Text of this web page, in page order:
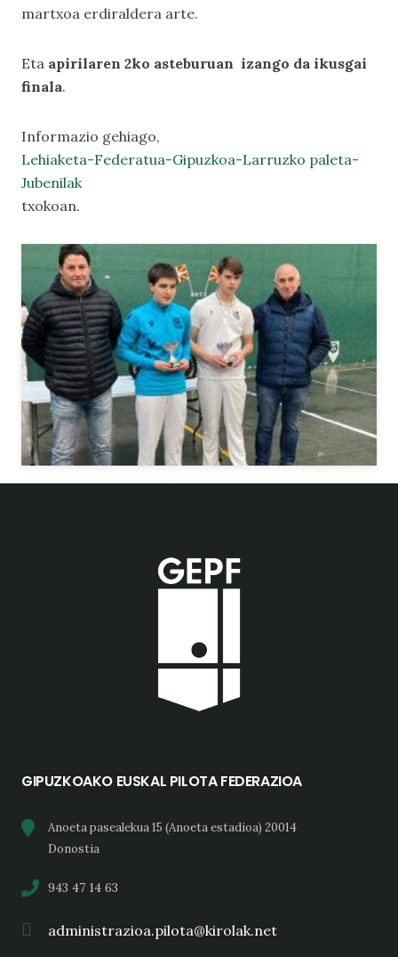
martxoa erdiraldera arte.
Eta apirilaren 2ko asteburuan izango da ikusgai
finala.
Informazio gehiago,
Lehiaketa-Federatua-Gipuzkoa-Larruzko paleta-
Jubenilak
txokoan.
GIPUZKOAKO EUSKAL PILOTA FEDERAZIOA
Anoeta pasealekua 15 (Anoeta estadioa) 20014
Donostia
943 47 14 63
administrazioa.pilota@kirolak.net